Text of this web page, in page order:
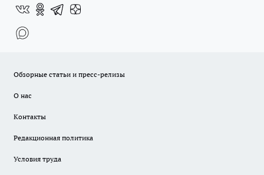
Обзорные статьи и пресс-релизы
О нас
Контакты
Редакционная политика
Условия труда